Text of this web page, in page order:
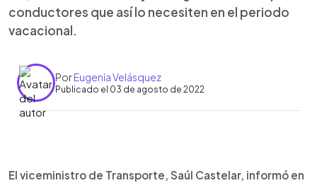
conductores que así lo necesiten en el periodo
vacacional.
PorEugenia Velásquez
Publicado el 03 de agosto de 2022
► Escuchar artículo
El viceministro de Transporte, Saúl Castelar, informó en